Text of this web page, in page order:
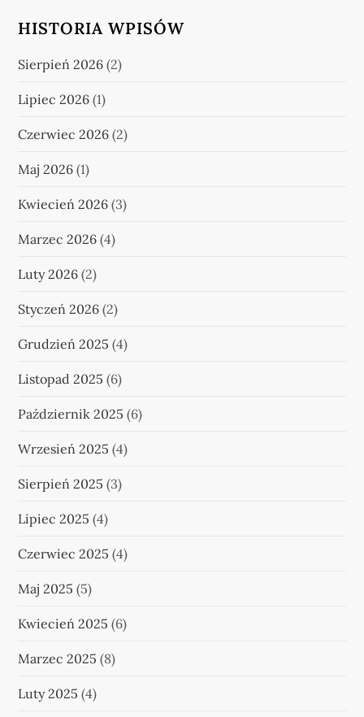
r
o
n
i
c
o
w
a
n
i
e
w
p
i
s
ó
w
HISTORIA WPISÓW
Sierpień 2026 (2)
Lipiec 2026 (1)
Czerwiec 2026 (2)
Maj 2026 (1)
Kwiecień 2026 (3)
Marzec 2026 (4)
Luty 2026 (2)
Styczeń 2026 (2)
Grudzień 2025 (4)
Listopad 2025 (6)
Październik 2025 (6)
Wrzesień 2025 (4)
Sierpień 2025 (3)
Lipiec 2025 (4)
Czerwiec 2025 (4)
Maj 2025 (5)
Kwiecień 2025 (6)
Marzec 2025 (8)
Luty 2025 (4)